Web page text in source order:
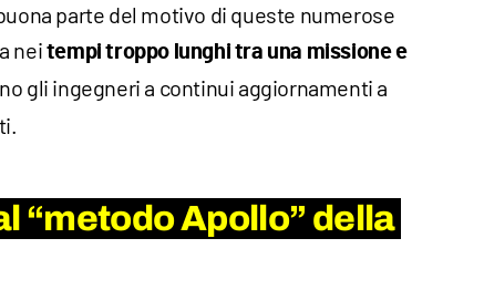
parte del motivo di queste numerose
nei tempi troppo lunghi tra una missione e
gli ingegneri a continui aggiornamenti a
“metodo Apollo” della